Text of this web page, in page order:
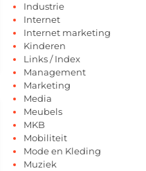
Industrie
Internet
Internet marketing
Kinderen
Links / Index
Management
Marketing
Media
Meubels
MKB
Mobiliteit
Mode en Kleding
Muziek